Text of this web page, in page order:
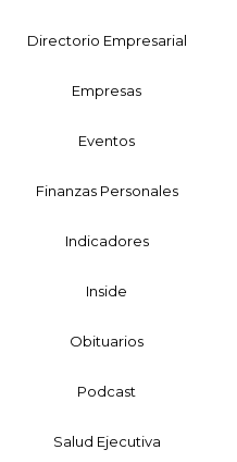
Directorio Empresarial
Empresas
Eventos
Finanzas Personales
Indicadores
Inside
Obituarios
Podcast
Salud Ejecutiva